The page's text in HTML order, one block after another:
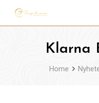
Klarna
Home